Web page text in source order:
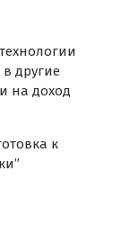
другие
на доход
к